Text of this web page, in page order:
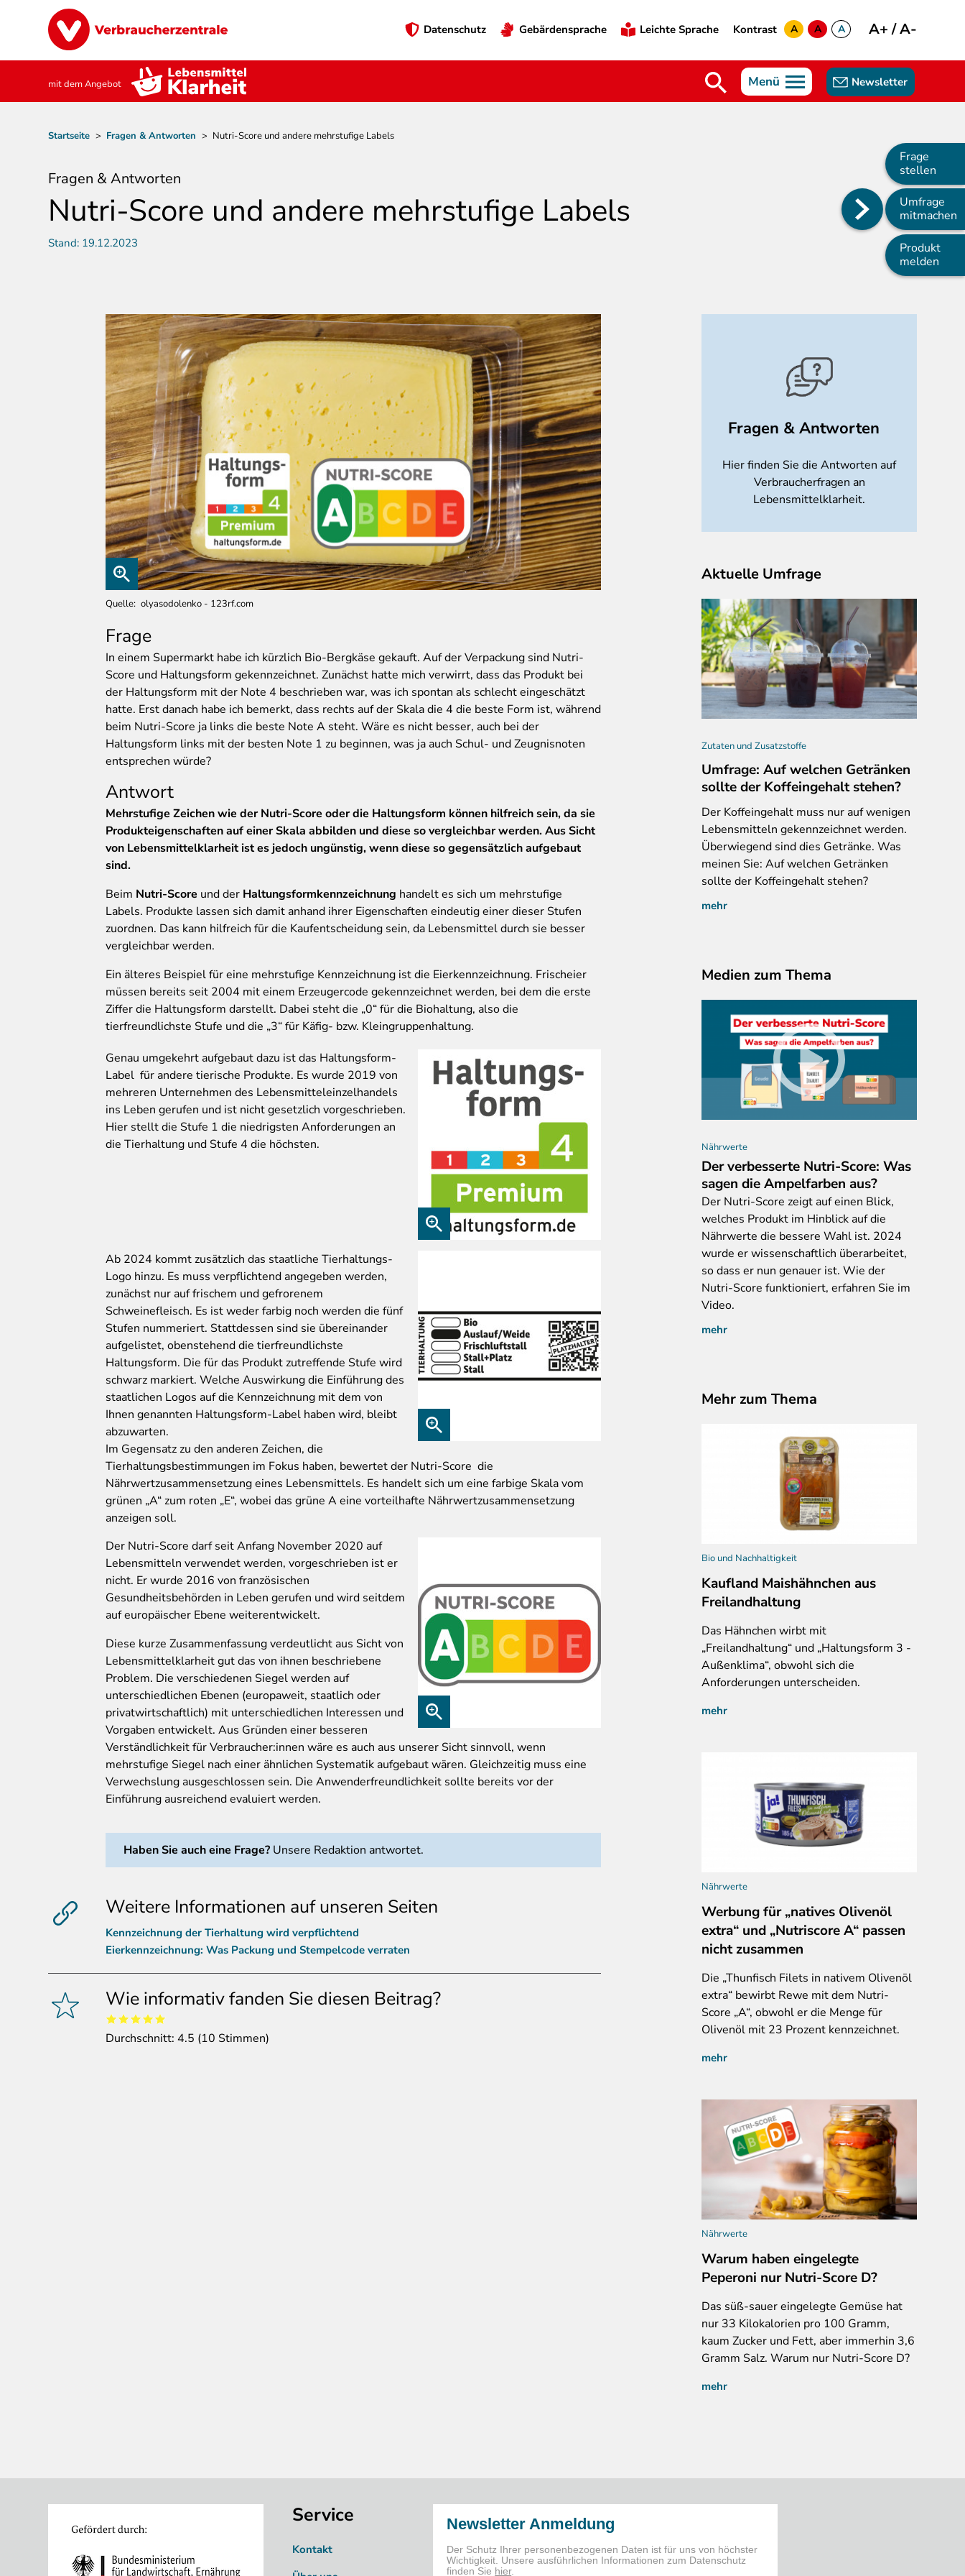
Image
Preheader
Datenschutz Gebärdensprache Leichte Sprache Kontrast
A
A
A
A+/A-
mit dem Angebot Menü Newsletter
Pfadnavigation
Startseite > Fragen & Antworten > Nutri-Score und andere mehrstufige Labels
Main
navigation
Frage
stellen
Umfrage
mitmachen
Produkt
melden
Fragen & Antworten
Nutri-Score und andere mehrstufige Labels
Stand: 19.12.2023
Quelle olyasodolenko - 123rf.com
Frage
In einem Supermarkt habe ich kürzlich Bio-Bergkäse gekauft. Auf der Verpackung sind Nutri-
Score und Haltungsform gekennzeichnet. Zunächst hatte mich verwirrt, dass das Produkt bei
der Haltungsform mit der Note 4 beschrieben war, was ich spontan als schlecht eingeschätzt
hatte. Erst danach habe ich bemerkt, dass rechts auf der Skala die 4 die beste Form ist, während
beim Nutri-Score ja links die beste Note A steht. Wäre es nicht besser, auch bei der
Haltungsform links mit der besten Note 1 zu beginnen, was ja auch Schul- und Zeugnisnoten
entsprechen würde?
Antwort
Mehrstufige Zeichen wie der Nutri-Score oder die Haltungsform können hilfreich sein, da sie
Produkteigenschaften auf einer Skala abbilden und diese so vergleichbar werden. Aus Sicht
von Lebensmittelklarheit ist es jedoch ungünstig, wenn diese so gegensätzlich aufgebaut
sind.
Beim Nutri-Score und der Haltungsformkennzeichnung handelt es sich um mehrstufige
Labels. Produkte lassen sich damit anhand ihrer Eigenschaften eindeutig einer dieser Stufen
zuordnen. Das kann hilfreich für die Kaufentscheidung sein, da Lebensmittel durch sie besser
vergleichbar werden.
Ein älteres Beispiel für eine mehrstufige Kennzeichnung ist die Eierkennzeichnung. Frischeier
müssen bereits seit 2004 mit einem Erzeugercode gekennzeichnet werden, bei dem die erste
Ziffer die Haltungsform darstellt. Dabei steht die „0“ für die Biohaltung, also die
tierfreundlichste Stufe und die „3“ für Käfig- bzw. Kleingruppenhaltung.
Genau umgekehrt aufgebaut dazu ist das Haltungsform-
Label für andere tierische Produkte. Es wurde 2019 von
mehreren Unternehmen des Lebensmitteleinzelhandels
ins Leben gerufen und ist nicht gesetzlich vorgeschrieben.
Hier stellt die Stufe 1 die niedrigsten Anforderungen an
die Tierhaltung und Stufe 4 die höchsten.
Ab 2024 kommt zusätzlich das staatliche Tierhaltungs-
Logo hinzu. Es muss verpflichtend angegeben werden,
zunächst nur auf frischem und gefrorenem
Schweinefleisch. Es ist weder farbig noch werden die fünf
Stufen nummeriert. Stattdessen sind sie übereinander
aufgelistet, obenstehend die tierfreundlichste
Haltungsform. Die für das Produkt zutreffende Stufe wird
schwarz markiert. Welche Auswirkung die Einführung des
staatlichen Logos auf die Kennzeichnung mit dem von
Ihnen genannten Haltungsform-Label haben wird, bleibt
abzuwarten.
Im Gegensatz zu den anderen Zeichen, die
Tierhaltungsbestimmungen im Fokus haben, bewertet der Nutri-Score die
Nährwertzusammensetzung eines Lebensmittels. Es handelt sich um eine farbige Skala vom
grünen „A“ zum roten „E“, wobei das grüne A eine vorteilhafte Nährwertzusammensetzung
anzeigen soll.
Der Nutri-Score darf seit Anfang November 2020 auf
Lebensmitteln verwendet werden, vorgeschrieben ist er
nicht. Er wurde 2016 von französischen
Gesundheitsbehörden in Leben gerufen und wird seitdem
auf europäischer Ebene weiterentwickelt.
Diese kurze Zusammenfassung verdeutlicht aus Sicht von
Lebensmittelklarheit gut das von ihnen beschriebene
Problem. Die verschiedenen Siegel werden auf
unterschiedlichen Ebenen (europaweit, staatlich oder
privatwirtschaftlich) mit unterschiedlichen Interessen und
Vorgaben entwickelt. Aus Gründen einer besseren
Verständlichkeit für Verbraucher:innen wäre es auch aus unserer Sicht sinnvoll, wenn
mehrstufige Siegel nach einer ähnlichen Systematik aufgebaut wären. Gleichzeitig muss eine
Verwechslung ausgeschlossen sein. Die Anwenderfreundlichkeit sollte bereits vor der
Einführung ausreichend evaluiert werden.
Haben Sie auch eine Frage? Unsere Redaktion antwortet.
Weitere Informationen auf unseren Seiten
Kennzeichnung der Tierhaltung wird verpflichtend
Eierkennzeichnung: Was Packung und Stempelcode verraten
Wie informativ fanden Sie diesen Beitrag?
Durchschnitt: 4.5 (10 Stimmen)
Fragen & Antworten
Hier finden Sie die Antworten auf
Verbraucherfragen an
Lebensmittelklarheit.
Aktuelle Umfrage
Zutaten und Zusatzstoffe
Umfrage: Auf welchen Getränken
sollte der Koffeingehalt stehen?
Der Koffeingehalt muss nur auf wenigen
Lebensmitteln gekennzeichnet werden.
Überwiegend sind dies Getränke. Was
meinen Sie: Auf welchen Getränken
sollte der Koffeingehalt stehen?
mehr
Medien zum Thema
Nährwerte
Der verbesserte Nutri-Score: Was
sagen die Ampelfarben aus?
Der Nutri-Score zeigt auf einen Blick,
welches Produkt im Hinblick auf die
Nährwerte die bessere Wahl ist. 2024
wurde er wissenschaftlich überarbeitet,
so dass er nun genauer ist. Wie der
Nutri-Score funktioniert, erfahren Sie im
Video.
mehr
Mehr zum Thema
Bio und Nachhaltigkeit
Kaufland Maishähnchen aus
Freilandhaltung
Das Hähnchen wirbt mit
„Freilandhaltung“ und „Haltungsform 3 -
Außenklima“, obwohl sich die
Anforderungen unterscheiden.
mehr
Nährwerte
Werbung für „natives Olivenöl
extra“ und „Nutriscore A“ passen
nicht zusammen
Die „Thunfisch Filets in nativem Olivenöl
extra“ bewirbt Rewe mit dem Nutri-
Score „A“, obwohl er die Menge für
Olivenöl mit 23 Prozent kennzeichnet.
mehr
Nährwerte
Warum haben eingelegte
Peperoni nur Nutri-Score D?
Das süß-sauer eingelegte Gemüse hat
nur 33 Kilokalorien pro 100 Gramm,
kaum Zucker und Fett, aber immerhin 3,6
Gramm Salz. Warum nur Nutri-Score D?
mehr
Service
Kontakt